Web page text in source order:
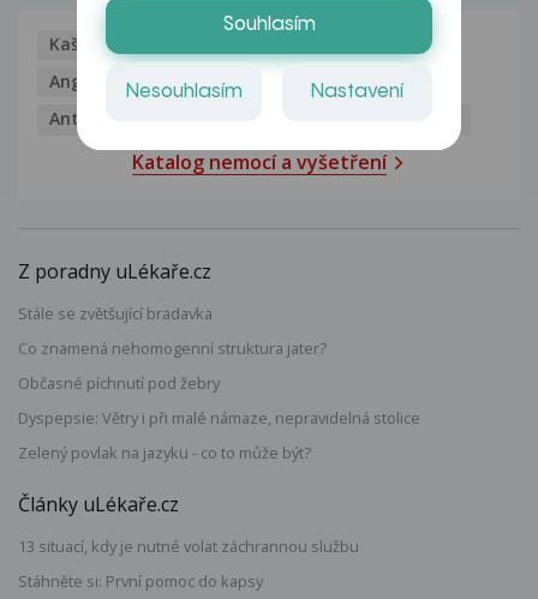
Kašel
Analgetika
Angína
Antibiotika
Antidepresiva
Antihistaminika
Katalog nemocí a vyšetření
Z poradny uLékaře.cz
Stále se zvětšující bradavka
Co znamená nehomogenní struktura jater?
Občasné píchnutí pod žebry
Dyspepsie: Větry i při malé námaze, nepravidelná stolice
Zelený povlak na jazyku - co to může být?
Články uLékaře.cz
13 situací, kdy je nutné volat záchrannou službu
Stáhněte si: První pomoc do kapsy
Souhlasím
Nesouhlasím Nastavení